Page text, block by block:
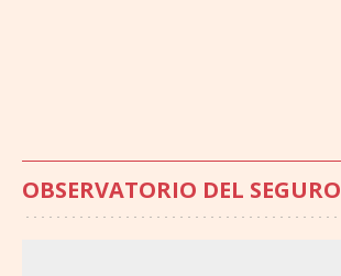
OBSERVATORIO DEL SEGURO